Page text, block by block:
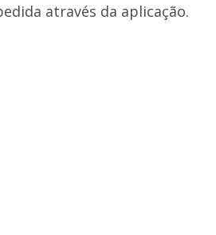
através da aplicação.